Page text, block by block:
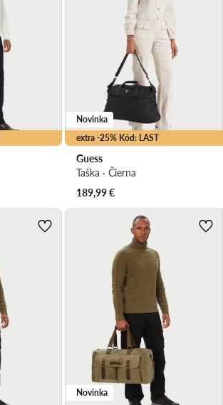
extra -25% Kód: LAST
Novinka
Guess
Taška · Čierna
189,99€
Novinka